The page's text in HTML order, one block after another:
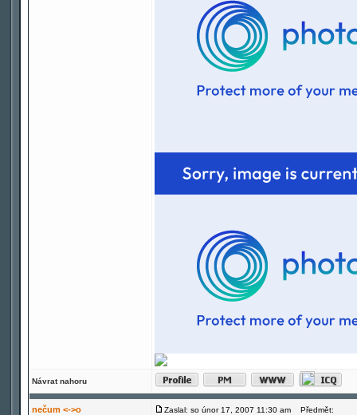
Návrat nahoru
nečum <->o Zaslal: so únor 17, 2007 11:30 am Předmět: